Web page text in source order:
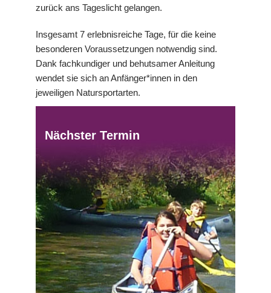
zurück ans Tageslicht gelangen.
Insgesamt 7 erlebnisreiche Tage, für die keine
besonderen Voraussetzungen notwendig sind.
Dank fachkundiger und behutsamer Anleitung
wendet sie sich an Anfänger*innen in den
jeweiligen Natursportarten.
Nächster Termin